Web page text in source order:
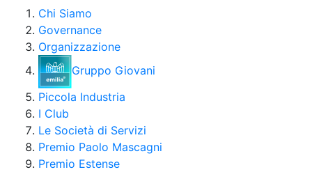
Chi Siamo
Governance
Organizzazione
Gruppo Giovani
Piccola Industria
I Club
Le Società di Servizi
Premio Paolo Mascagni
Premio Estense